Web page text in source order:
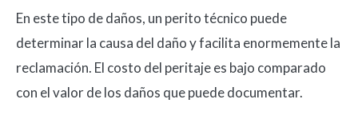
En este tipo de daños, un perito técnico puede
determinar la causa del daño y facilita enormemente la
reclamación. El costo del peritaje es bajo comparado
con el valor de los daños que puede documentar.